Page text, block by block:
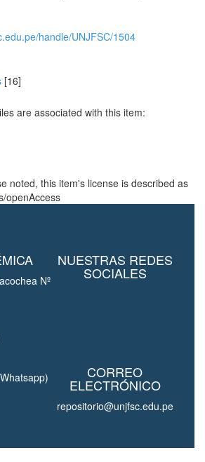
handle/UNJFSC/1504
[16]
are associated with this item:
noted, this item's license is described as
openAccess
Nº
NUESTRAS REDES
SOCIALES
CORREO
ELECTRÓNICO
repositorio@unjfsc.edu.pe